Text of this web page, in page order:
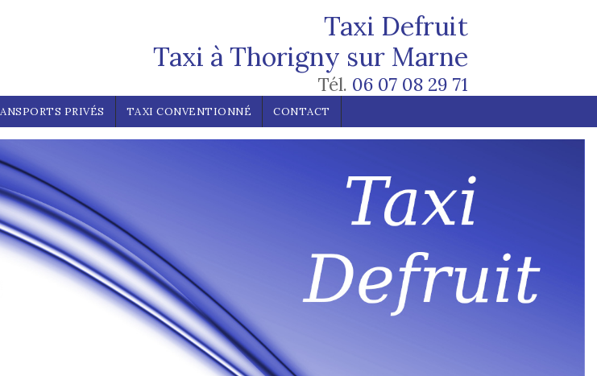
Taxi Defruit
Taxi à Thorigny sur Marne
Tél. 06 07 08 29 71
PRIVÉS TAXI CONVENTIONNÉ CONTACT